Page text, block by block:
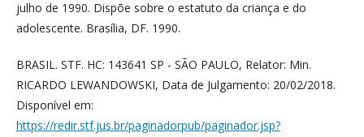
julho de 1990. Dispõe sobre o estatuto da criança e do
adolescente. Brasília, DF. 1990.
BRASIL. STF. HC: 143641 SP - SÃO PAULO, Relator: Min.
RICARDO LEWANDOWSKI, Data de Julgamento: 20/02/2018.
Disponível em:
https://redir.stf.jus.br/paginadorpub/paginador.jsp?